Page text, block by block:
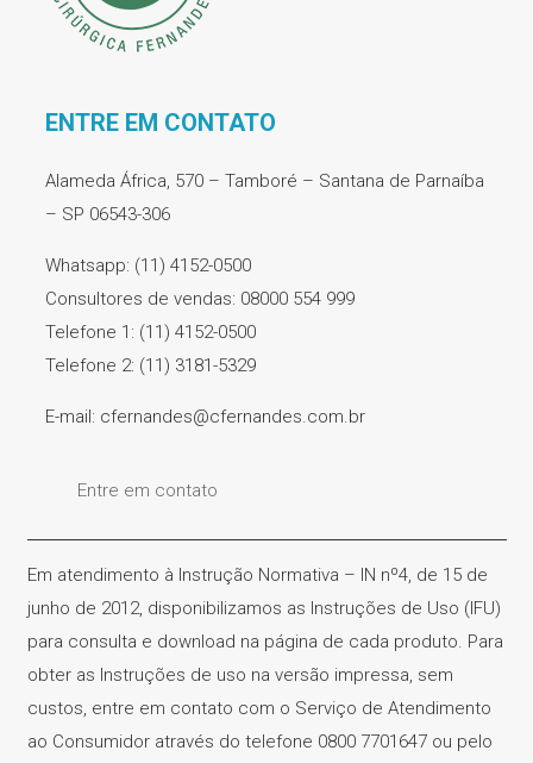
ENTRE EM CONTATO
Alameda África, 570 – Tamboré – Santana de Parnaíba
– SP 06543-306
Whatsapp: (11) 4152-0500
Consultores de vendas: 08000 554 999
Telefone 1: (11) 4152-0500
Telefone 2: (11) 3181-5329
E-mail: cfernandes@cfernandes.com.br
Entre em contato
Em atendimento à Instrução Normativa – IN nº4, de 15 de
junho de 2012, disponibilizamos as Instruções de Uso (IFU)
para consulta e download na página de cada produto. Para
obter as Instruções de uso na versão impressa, sem
custos, entre em contato com o Serviço de Atendimento
ao Consumidor através do telefone 0800 7701647 ou pelo